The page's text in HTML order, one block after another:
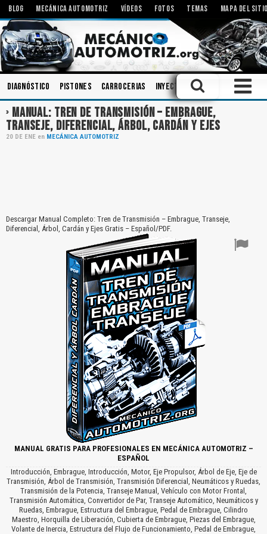
BLOG MECÁNICA AUTOMOTRIZ VÍDEOS FOTOS TEMAS MAPA DEL
Diagnóstico Pistones Carrocerias Inyectores Mecanismos
MANUAL: TREN DE TRANSMISIÓN – EMBRAGUE,
TRANSEJE, DIFERENCIAL, ÁRBOL, CARDÁN Y EJES
20 DE ENE en MECÁNICA AUTOMOTRIZ
Descargar Manual Completo: Tren de Transmisión – Embrague, Transeje,
Diferencial, Árbol, Cardán y Ejes Gratis – Español/PDF.
MANUAL GRATIS PARA PROFESIONALES EN MECÁNICA AUTOMOTRIZ –
ESPAÑOL
Introducción, Embrague, Introducción, Motor, Eje Propulsor, Árbol de Eje, Eje de
Transmisión, Árbol de Transmisión, Transmisión Diferencial, Neumáticos y Ruedas,
Transmisión de la Potencia, Transeje Manual, Vehículo con Motor Frontal,
Transmisión Automática, Convertidor de Par, Transeje Automático, Neumáticos y
Ruedas, Embrague, Estructura del Embrague, Pedal de Embrague, Cilindro
Maestro, Horquilla de Liberación, Cubierta de Embrague, Piezas del Embrague,
Volante de Inercia, Estructura del Flujo de Funcionamiento, Pedal de Embrague,